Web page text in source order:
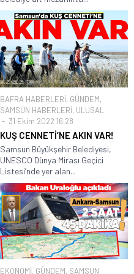
BAFRA HABERLERİ, GÜNDEM,
SAMSUN HABERLERİ, ULUSAL
31 Ekim 2022 16:28
KUŞ CENNETİ’NE AKIN VAR!
Samsun Büyükşehir Belediyesi,
UNESCO Dünya Mirası Geçici
Listesi’nde yer alan...
EKONOMİ, GÜNDEM, SAMSUN